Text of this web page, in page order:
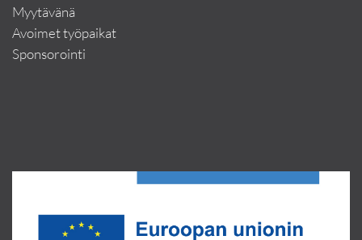
Myytävänä
Avoimet työpaikat
Sponsorointi